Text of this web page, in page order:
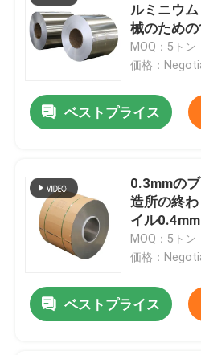
ルミニウ
械のため
7075 0-
MOQ：5トン
価格：
ベストプライス
0.3mmの
造所の終
イル
MOQ：5トン
価格：
ベストプライス